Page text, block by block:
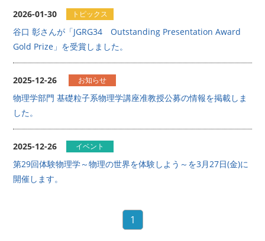
2026-01-30 トピックス
谷口 彰さんが「JGRG34 Outstanding Presentation Award
Gold Prize」を受賞しました。
2025-12-26 お知らせ
物理学部門 基礎粒子系物理学講座准教授公募の情報を掲載しま
した。
2025-12-26 イベント
第29回体験物理学～物理の世界を体験しよう～を3月27日(金)に
開催します。
1